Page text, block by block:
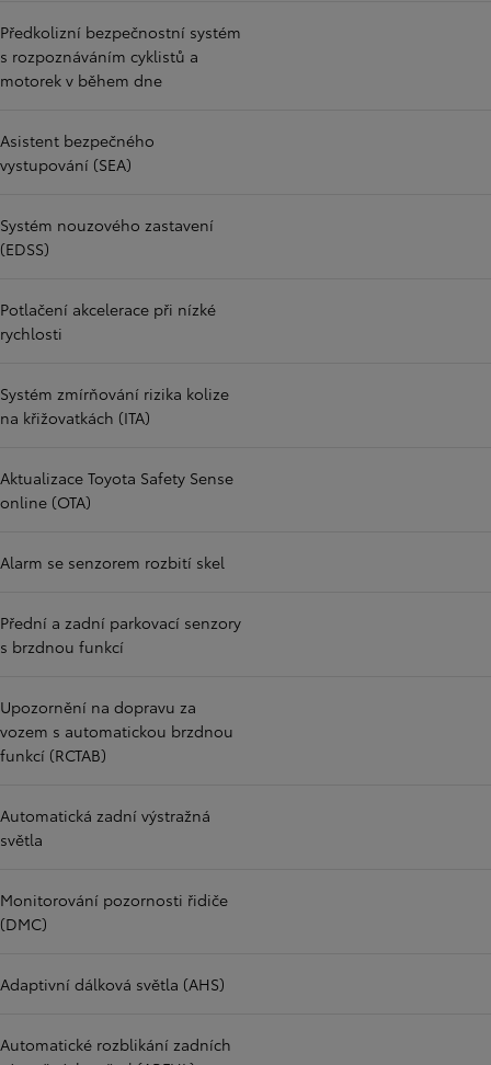
Předkolizní bezpečnostní systém
s rozpoznáváním cyklistů a
motorek v během dne
Asistent bezpečného
vystupování (SEA)
Systém nouzového zastavení
(EDSS)
Potlačení akcelerace při nízké
rychlosti
Systém zmírňování rizika kolize
na křižovatkách (ITA)
Aktualizace Toyota Safety Sense
online (OTA)
Alarm se senzorem rozbití skel
Přední a zadní parkovací senzory
s brzdnou funkcí
Upozornění na dopravu za
vozem s automatickou brzdnou
funkcí (RCTAB)
Automatická zadní výstražná
světla
Monitorování pozornosti řidiče
(DMC)
Adaptivní dálková světla (AHS)
Automatické rozblikání zadních